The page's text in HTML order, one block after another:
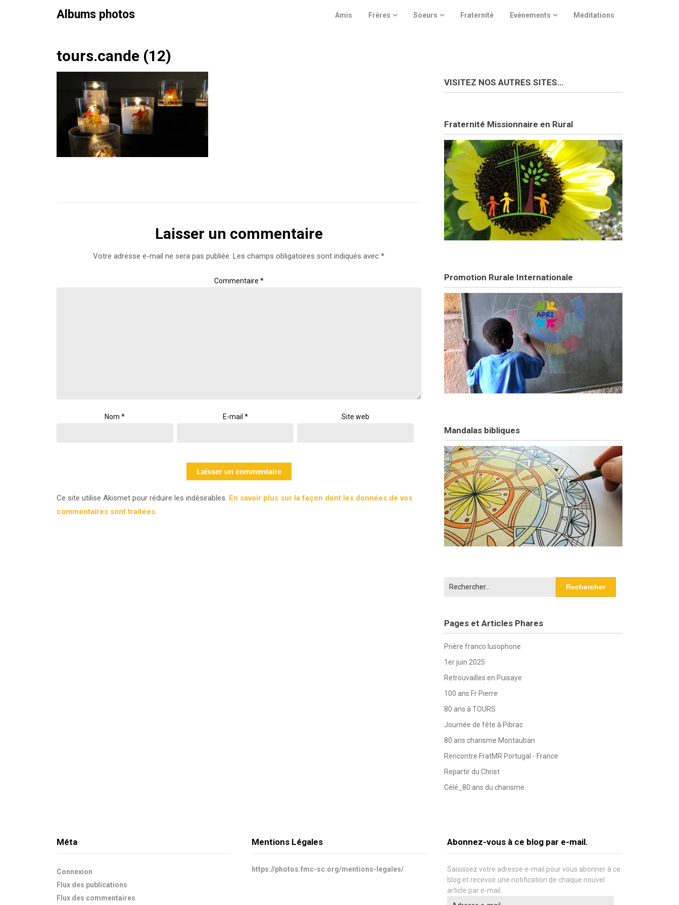
Albums photos Amis Frères Soeurs Fraternité Evènements Méditations
Skip
tours.cande (12)
Laisser un commentaire
Votre adresse e-mail ne sera pas publiée. Les champs obligatoires sont indiqués avec*
Commentaire *
Nom* E-mail * Site web
Ce site utilise Akismet pour réduire les indésirables. En savoir plus sur la façon dont les données de vos
commentaires sont traitées.
VISITEZ NOS AUTRES SITES…
Fraternité Missionnaire en Rural
Promotion Rurale Internationale
Mandalas bibliques
Pages et Articles Phares
Prière franco lusophone
1er juin 2025
Retrouvailles en Puisaye
100 ans Fr Pierre
80 ans à TOURS
Journée de fête à Pibrac
80 ans charisme Montauban
Rencontre FratMR Portugal - France
Repartir du Christ
Célé_80 ans du charisme
Méta
Connexion
Flux des publications
Flux des commentaires
Mentions Légales
https://photos.fmc-sc.org/mentions-legales/
Abonnez-vous à ce blog par e-mail.
Saisissez votre adresse e-mail pour vous abonner à ce
blog et recevoir une notification de chaque nouvel
article par e-mail.